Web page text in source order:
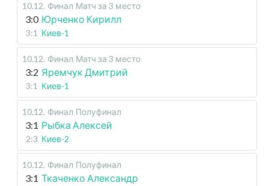
10.12. Финал Матч за 3 место
3:0 Юрченко Кирилл
3:1 Киев-1
10.12. Финал Матч за 3 место
3:2 Яремчук Дмитрий
3:1 Киев-1
10.12. Финал Полуфинал
3:1 Рыбка Алексей
2:3 Киев-2
10.12. Финал Полуфинал
3:1 Ткаченко Александр